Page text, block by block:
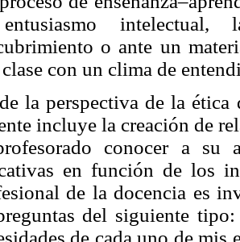
intelectual,
o ante un
con un clima de
la perspectiva de la
incluye la creación de
conocer a su
en función de los
de la docencia es
del siguiente
de cada uno de mis